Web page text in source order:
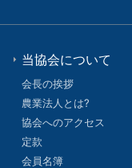
当協会について
会長の挨拶
農業法人とは?
協会へのアクセス
定款
会員名簿